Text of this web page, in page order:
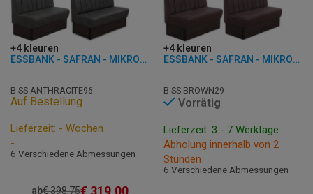
+4 kleuren
ESSBANK - SAFRAN - MIKROFASER
B-SS-ANTHRACITE96
Auf Bestellung
Lieferzeit: - Wochen
-
6 Verschiedene Abmessungen
ab€398,75€ 319,00
+4 kleuren
ESSBANK - SAFRAN - MIKROFASER
B-SS-BROWN29
Vorrätig
Lieferzeit: 3 - 7 Werktage
Abholung innerhalb von 2
Stunden
6 Verschiedene Abmessungen